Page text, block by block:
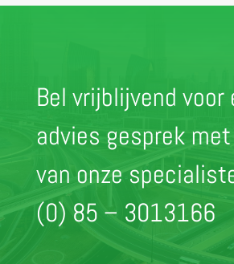
Bel vrijblijvend voor
advies gesprek
van onze
(0) 85 – 3013166